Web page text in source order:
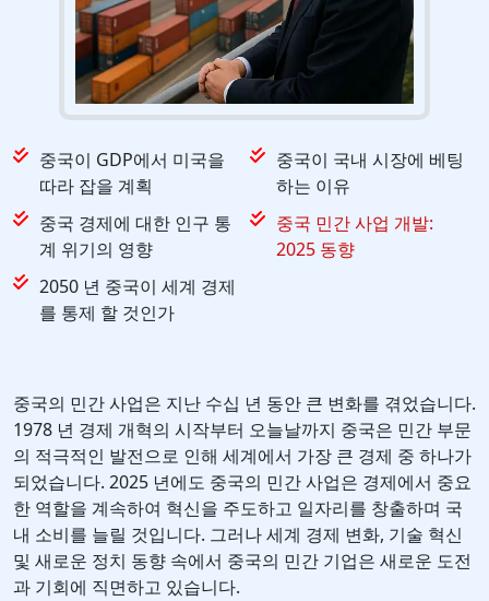
중국이 GDP에서 미국을
따라 잡을 계획
중국이 국내 시장에 베팅
하는 이유
중국 경제에 대한 인구 통
계 위기의 영향
중국 민간 사업 개발:
2025 동향
2050 년 중국이 세계 경제
를 통제 할 것인가
중국의 민간 사업은 지난 수십 년 동안 큰 변화를 겪었습니다.
1978 년 경제 개혁의 시작부터 오늘날까지 중국은 민간 부문
의 적극적인 발전으로 인해 세계에서 가장 큰 경제 중 하나가
되었습니다. 2025 년에도 중국의 민간 사업은 경제에서 중요
한 역할을 계속하여 혁신을 주도하고 일자리를 창출하며 국
내 소비를 늘릴 것입니다. 그러나 세계 경제 변화, 기술 혁신
및 새로운 정치 동향 속에서 중국의 민간 기업은 새로운 도전
과 기회에 직면하고 있습니다.